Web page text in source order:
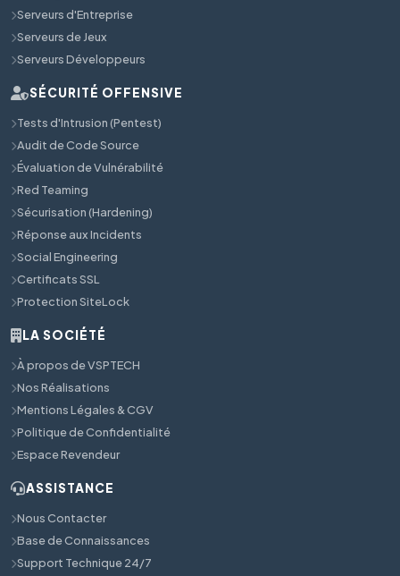
Serveurs d'Entreprise
Serveurs de Jeux
Serveurs Développeurs
SÉCURITÉ OFFENSIVE
Tests d'Intrusion (Pentest)
Audit de Code Source
Évaluation de Vulnérabilité
Red Teaming
Sécurisation (Hardening)
Réponse aux Incidents
Social Engineering
Certificats SSL
Protection SiteLock
LA SOCIÉTÉ
À propos de VSPTECH
Nos Réalisations
Mentions Légales & CGV
Politique de Confidentialité
Espace Revendeur
ASSISTANCE
Nous Contacter
Base de Connaissances
Support Technique 24/7